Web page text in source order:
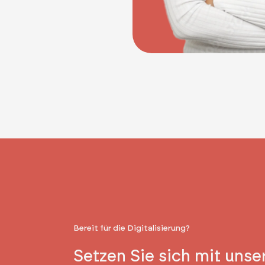
Bereit für die Digitalisierung?
Setzen Sie sich mit